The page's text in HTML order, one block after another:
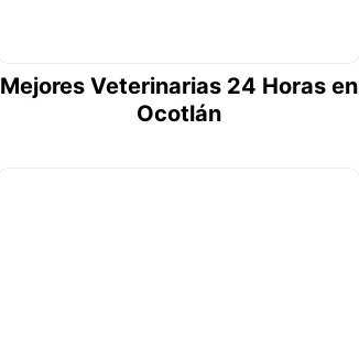
Mejores Veterinarias 24 Horas en
Ocotlán